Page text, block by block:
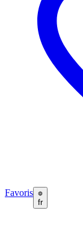
Favoris
fr